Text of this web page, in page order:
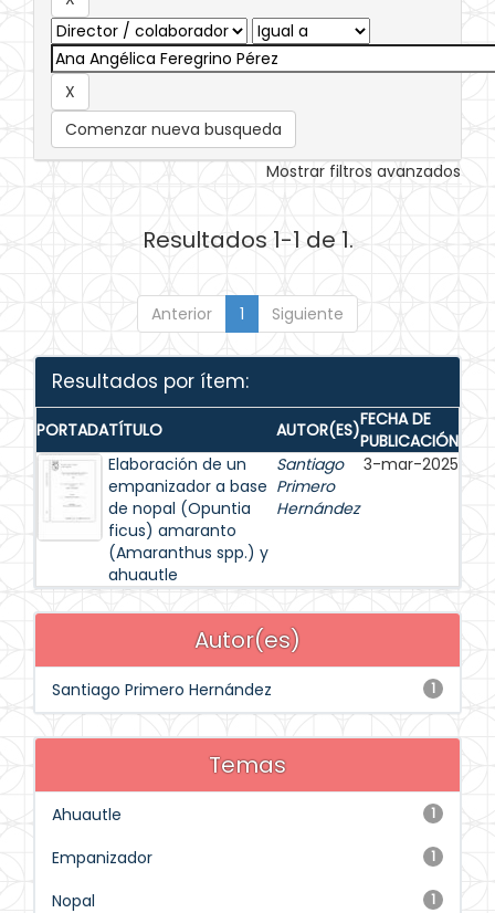
Comenzar nueva busqueda
Mostrar filtros avanzados
Resultados 1-1 de 1.
Anterior 1 Siguiente
Resultados por ítem:
PORTADATÍTULO AUTOR(ES)FECHA DE
PUBLICACIÓN
Elaboración de un
empanizador a base
de nopal (Opuntia
ficus) amaranto
(Amaranthus spp.) y
ahuautle
Santiago
Primero
Hernández
3-mar-2025
Autor(es)
1
Santiago Primero Hernández
Temas
1
Ahuautle
1
Empanizador
1
Nopal